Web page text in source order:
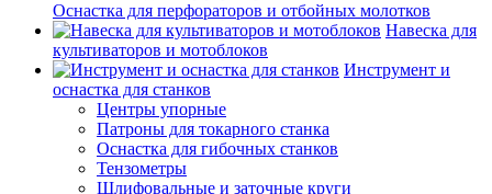
Оснастка для перфораторов и отбойных молотков
Навеска для
культиваторов и мотоблоков
Инструмент и
оснастка для станков
Центры упорные
Патроны для токарного станка
Оснастка для гибочных станков
Тензометры
Шлифовальные и заточные круги